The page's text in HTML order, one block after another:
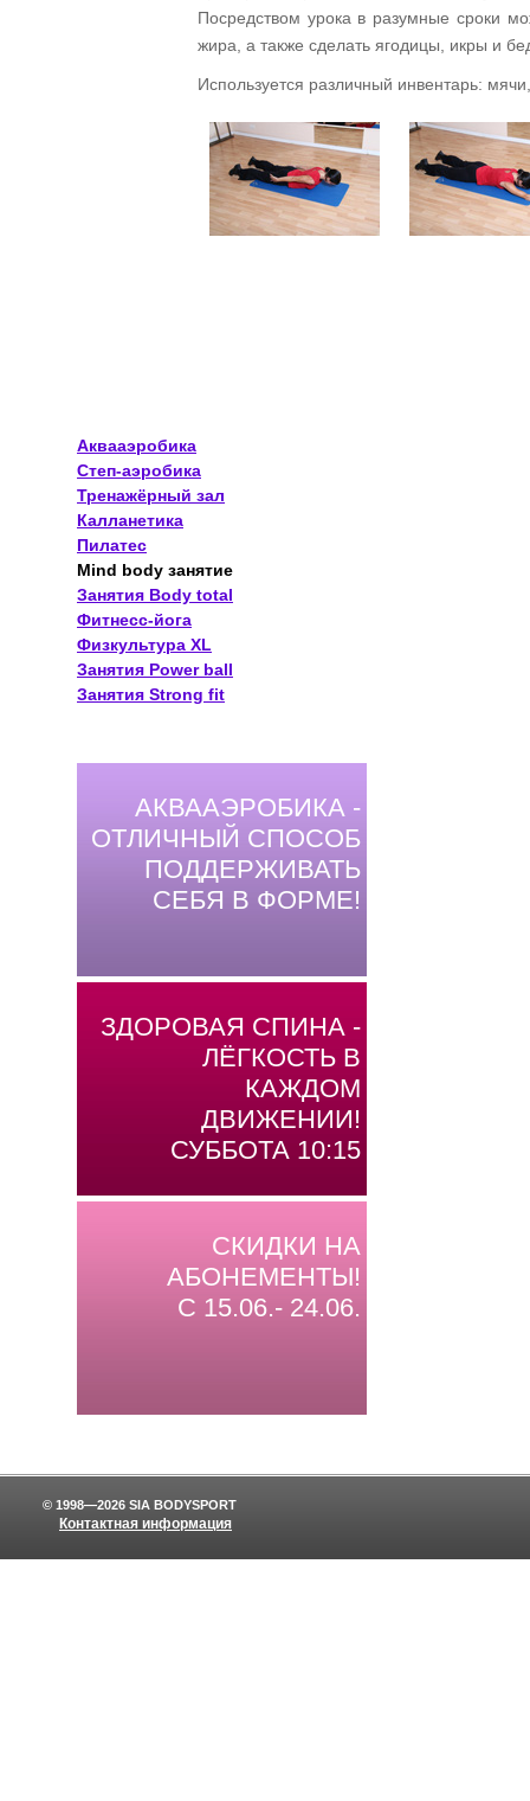
Посредством урока в разумные сроки
жира, а также сделать ягодицы, икры и
Используется различный инвентарь:
Аквааэробика
Степ-аэробика
Тренажёрный зал
Калланетика
Пилатес
Mind body занятие
Занятия Body total
Фитнесс-йога
Физкультура XL
Занятия Power ball
Занятия Strong fit
АКВААЭРОБИКА -
ОТЛИЧНЫЙ СПОСОБ
ПОДДЕРЖИВАТЬ
СЕБЯ В ФОРМЕ!
ЗДОРОВАЯ СПИНА -
ЛЁГКОСТЬ В
КАЖДОМ
ДВИЖЕНИИ!
СУББОТА 10:15
СКИДКИ НА
АБОНЕМЕНТЫ!
С 15.06.- 24.06.
Контактная информация
© 1998—2026 SIA BODYSPORT